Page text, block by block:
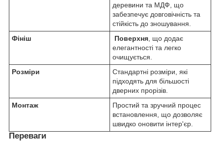
деревини та МДФ, що
забезпечує довговічність та
стійкість до зношування.
Фініш
Поверхня , що додає
елегантності та легко
очищується.
Розміри
Стандартні розміри, які
підходять для більшості
дверних прорізів.
Монтаж
Простий та зручний процес
встановлення, що дозволяє
швидко оновити інтер'єр.
Переваги